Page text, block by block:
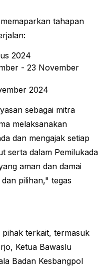
tahapan
2024
- 23 November
2024
sebagai mitra
melaksanakan
dan mengajak setiap
serta dalam Pemilukada
aman dan damai
pilihan," tegas
terkait, termasuk
Ketua Bawaslu
Badan Kesbangpol